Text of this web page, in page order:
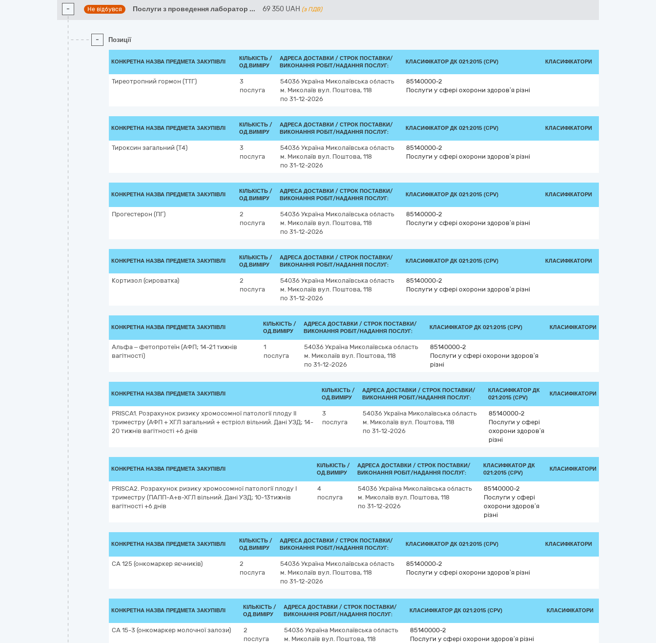
- Не відбувся Послуги з проведення лаборатор ... 69 350 UAH (з ПДВ)
- Позиції
КОНКРЕТНА НАЗВА ПРЕДМЕТА ЗАКУПІВЛІ
КІЛЬКІСТЬ /
ОД.ВИМІРУ
АДРЕСА ДОСТАВКИ / СТРОК ПОСТАВКИ/
ВИКОНАННЯ РОБІТ/НАДАННЯ ПОСЛУГ:
КЛАСИФІКАТОР ДК 021:2015 (CPV) КЛАСИФІКАТОРИ
Тиреотропний гормон (ТТГ)
3
послуга
54036 Україна Миколаївська область
м. Миколаїв вул. Поштова, 118
по 31-12-2026
85140000-2
Послуги у сфері охорони здоров’я різні
КОНКРЕТНА НАЗВА ПРЕДМЕТА ЗАКУПІВЛІ
КІЛЬКІСТЬ /
ОД.ВИМІРУ
АДРЕСА ДОСТАВКИ / СТРОК ПОСТАВКИ/
ВИКОНАННЯ РОБІТ/НАДАННЯ ПОСЛУГ:
КЛАСИФІКАТОР ДК 021:2015 (CPV) КЛАСИФІКАТОРИ
Тироксин загальний (Т4)
3
послуга
54036 Україна Миколаївська область
м. Миколаїв вул. Поштова, 118
по 31-12-2026
85140000-2
Послуги у сфері охорони здоров’я різні
КОНКРЕТНА НАЗВА ПРЕДМЕТА ЗАКУПІВЛІ
КІЛЬКІСТЬ /
ОД.ВИМІРУ
АДРЕСА ДОСТАВКИ / СТРОК ПОСТАВКИ/
ВИКОНАННЯ РОБІТ/НАДАННЯ ПОСЛУГ:
КЛАСИФІКАТОР ДК 021:2015 (CPV) КЛАСИФІКАТОРИ
Прогестерон (ПГ)
2
послуга
54036 Україна Миколаївська область
м. Миколаїв вул. Поштова, 118
по 31-12-2026
85140000-2
Послуги у сфері охорони здоров’я різні
КОНКРЕТНА НАЗВА ПРЕДМЕТА ЗАКУПІВЛІ
КІЛЬКІСТЬ /
ОД.ВИМІРУ
АДРЕСА ДОСТАВКИ / СТРОК ПОСТАВКИ/
ВИКОНАННЯ РОБІТ/НАДАННЯ ПОСЛУГ:
КЛАСИФІКАТОР ДК 021:2015 (CPV) КЛАСИФІКАТОРИ
Кортизол (сироватка)
2
послуга
54036 Україна Миколаївська область
м. Миколаїв вул. Поштова, 118
по 31-12-2026
85140000-2
Послуги у сфері охорони здоров’я різні
КОНКРЕТНА НАЗВА ПРЕДМЕТА ЗАКУПІВЛІ
КІЛЬКІСТЬ /
ОД.ВИМІРУ
АДРЕСА ДОСТАВКИ / СТРОК ПОСТАВКИ/
ВИКОНАННЯ РОБІТ/НАДАННЯ ПОСЛУГ:
КЛАСИФІКАТОР ДК 021:2015 (CPV) КЛАСИФІКАТОРИ
Альфа – фетопротеїн (АФП; 14-21 тижнів
вагітності)
1
послуга
54036 Україна Миколаївська область
м. Миколаїв вул. Поштова, 118
по 31-12-2026
85140000-2
Послуги у сфері охорони здоров’я
різні
КОНКРЕТНА НАЗВА ПРЕДМЕТА ЗАКУПІВЛІ
КІЛЬКІСТЬ /
ОД.ВИМІРУ
АДРЕСА ДОСТАВКИ / СТРОК ПОСТАВКИ/
ВИКОНАННЯ РОБІТ/НАДАННЯ ПОСЛУГ:
КЛАСИФІКАТОР ДК
021:2015 (CPV)
КЛАСИФІКАТОРИ
PRISCA1. Розрахунок ризику хромосомної патології плоду II
триместру (АФП + ХГЛ загальний + естріол вільний. Дані УЗД; 14-
20 тижнів вагітності +6 днів
3
послуга
54036 Україна Миколаївська область
м. Миколаїв вул. Поштова, 118
по 31-12-2026
85140000-2
Послуги у сфері
охорони здоров’я
різні
КОНКРЕТНА НАЗВА ПРЕДМЕТА ЗАКУПІВЛІ
КІЛЬКІСТЬ /
ОД.ВИМІРУ
АДРЕСА ДОСТАВКИ / СТРОК ПОСТАВКИ/
ВИКОНАННЯ РОБІТ/НАДАННЯ ПОСЛУГ:
КЛАСИФІКАТОР ДК
021:2015 (CPV)
КЛАСИФІКАТОРИ
PRISCA2. Розрахунок ризику хромосомної патології плоду I
триместру (ПАПП-А+в-ХГЛ вільний. Дані УЗД; 10-13тижнів
вагітності +6 днів
4
послуга
54036 Україна Миколаївська область
м. Миколаїв вул. Поштова, 118
по 31-12-2026
85140000-2
Послуги у сфері
охорони здоров’я
різні
КОНКРЕТНА НАЗВА ПРЕДМЕТА ЗАКУПІВЛІ
КІЛЬКІСТЬ /
ОД.ВИМІРУ
АДРЕСА ДОСТАВКИ / СТРОК ПОСТАВКИ/
ВИКОНАННЯ РОБІТ/НАДАННЯ ПОСЛУГ:
КЛАСИФІКАТОР ДК 021:2015 (CPV) КЛАСИФІКАТОРИ
СА 125 (онкомаркер яєчників)
2
послуга
54036 Україна Миколаївська область
м. Миколаїв вул. Поштова, 118
по 31-12-2026
85140000-2
Послуги у сфері охорони здоров’я різні
КОНКРЕТНА НАЗВА ПРЕДМЕТА ЗАКУПІВЛІ
КІЛЬКІСТЬ /
ОД.ВИМІРУ
АДРЕСА ДОСТАВКИ / СТРОК ПОСТАВКИ/
ВИКОНАННЯ РОБІТ/НАДАННЯ ПОСЛУГ:
КЛАСИФІКАТОР ДК 021:2015 (CPV) КЛАСИФІКАТОРИ
СА 15-3 (онкомаркер молочної залози)
2
послуга
54036 Україна Миколаївська область
м. Миколаїв вул. Поштова, 118
85140000-2
Послуги у сфері охорони здоров’я різні